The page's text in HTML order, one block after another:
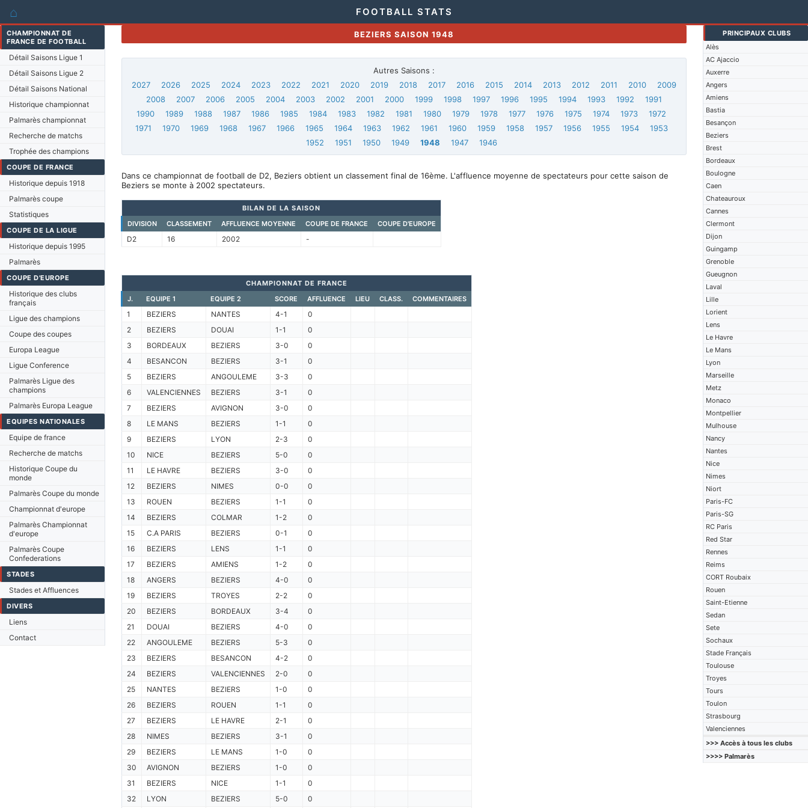
⌂ FOOTBALL STATS
CHAMPIONNAT DE
FRANCE DE FOOTBALL
Détail Saisons Ligue 1
Détail Saisons Ligue 2
Détail Saisons National
Historique championnat
Palmarès championnat
Recherche de matchs
Trophée des champions
COUPE DE FRANCE
Historique depuis 1918
Palmarès coupe
Statistiques
COUPE DE LA LIGUE
Historique depuis 1995
Palmarès
COUPE D'EUROPE
Historique des clubs
français
Ligue des champions
Coupe des coupes
Europa League
Ligue Conference
Palmarès Ligue des
champions
Palmarès Europa League
EQUIPES NATIONALES
Equipe de france
Recherche de matchs
Historique Coupe du
monde
Palmarès Coupe du monde
Championnat d'europe
Palmarès Championnat
d'europe
Palmarès Coupe
Confederations
STADES
Stades et Affluences
DIVERS
Liens
Contact
PRINCIPAUX CLUBS
Alès
AC Ajaccio
Auxerre
Angers
Amiens
Bastia
Besançon
Beziers
Brest
Bordeaux
Boulogne
Caen
Chateauroux
Cannes
Clermont
Dijon
Guingamp
Grenoble
Gueugnon
Laval
Lille
Lorient
Lens
Le Havre
Le Mans
Lyon
Marseille
Metz
Monaco
Montpellier
Mulhouse
Nancy
Nantes
Nice
Nimes
Niort
Paris-FC
Paris-SG
RC Paris
Red Star
Rennes
Reims
CORT Roubaix
Rouen
Saint-Etienne
Sedan
Sete
Sochaux
Stade Français
Toulouse
Troyes
Tours
Toulon
Strasbourg
Valenciennes
>>> Accès à tous les clubs
>>>> Palmarès
BEZIERS SAISON 1948
Autres Saisons :
2027
2026 2025 2024 2023 2022 2021 2020 2019 2018 2017 2016 2015 2014 2013 2012 2011 2010
2009
2008
2007 2006 2005 2004 2003 2002 2001 2000 1999 1998 1997 1996 1995 1994 1993 1992
1991
1990
1989 1988 1987 1986 1985 1984 1983 1982 1981 1980 1979 1978 1977 1976 1975 1974 1973
1972
1971
1970 1969 1968 1967 1966 1965 1964 1963 1962 1961 1960 1959 1958 1957 1956 1955 1954
1953
1952
1951 1950 1949 1948 1947 1946
Dans ce championnat de football de D2, Beziers obtient un classement final de 16ème. L'affluence moyenne de spectateurs pour cette saison de
Beziers se monte à 2002 spectateurs.
BILAN DE LA SAISON
DIVISION
CLASSEMENT AFFLUENCE MOYENNE COUPE DE FRANCE COUPE D'EUROPE
D2 16 2002 -
CHAMPIONNAT DE FRANCE
J.
EQUIPE 1 EQUIPE 2 SCORE AFFLUENCE LIEU CLASS. COMMENTAIRES
1 BEZIERS NANTES 4-1
0
2
BEZIERS DOUAI 1-1
0
3
BORDEAUX BEZIERS 3-0
0
4
BESANCON BEZIERS 3-1
0
5
BEZIERS ANGOULEME 3-3
0
6
VALENCIENNES BEZIERS 3-1
0
7
BEZIERS AVIGNON 3-0
0
8
LE MANS BEZIERS 1-1
0
9
BEZIERS LYON 2-3
0
10
NICE BEZIERS 5-0
0
11
LE HAVRE BEZIERS 3-0
0
12
BEZIERS NIMES 0-0
0
13
ROUEN BEZIERS 1-1
0
14
BEZIERS COLMAR 1-2
0
15
C.A PARIS BEZIERS 0-1
0
16
BEZIERS LENS 1-1
0
17
BEZIERS AMIENS 1-2
0
18
ANGERS BEZIERS 4-0
0
19
BEZIERS TROYES 2-2
0
20
BEZIERS BORDEAUX 3-4
0
21
DOUAI BEZIERS 4-0
0
22
ANGOULEME BEZIERS 5-3
0
23
BEZIERS BESANCON 4-2
0
24
BEZIERS VALENCIENNES 2-0
0
25
NANTES BEZIERS 1-0
0
26
BEZIERS ROUEN 1-1
0
27
BEZIERS LE HAVRE 2-1
0
28
NIMES BEZIERS 3-1
0
29
BEZIERS LE MANS 1-0
0
30
AVIGNON BEZIERS 1-0
0
31
BEZIERS NICE 1-1
0
32
LYON BEZIERS 5-0 0